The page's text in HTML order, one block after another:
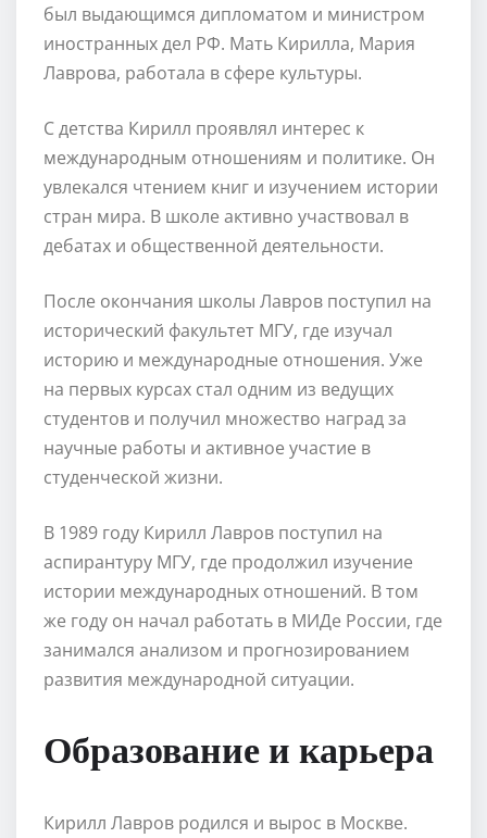
был выдающимся дипломатом и министром
иностранных дел РФ. Мать Кирилла, Мария
Лаврова, работала в сфере культуры.
С детства Кирилл проявлял интерес к
международным отношениям и политике. Он
увлекался чтением книг и изучением истории
стран мира. В школе активно участвовал в
дебатах и общественной деятельности.
После окончания школы Лавров поступил на
исторический факультет МГУ, где изучал
историю и международные отношения. Уже
на первых курсах стал одним из ведущих
студентов и получил множество наград за
научные работы и активное участие в
студенческой жизни.
В 1989 году Кирилл Лавров поступил на
аспирантуру МГУ, где продолжил изучение
истории международных отношений. В том
же году он начал работать в МИДе России, где
занимался анализом и прогнозированием
развития международной ситуации.
Образование и карьера
Кирилл Лавров родился и вырос в Москве.